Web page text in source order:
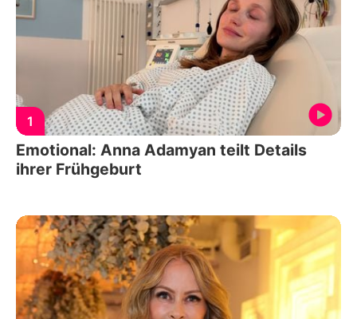
1
Emotional: Anna Adamyan teilt Details
ihrer Frühgeburt